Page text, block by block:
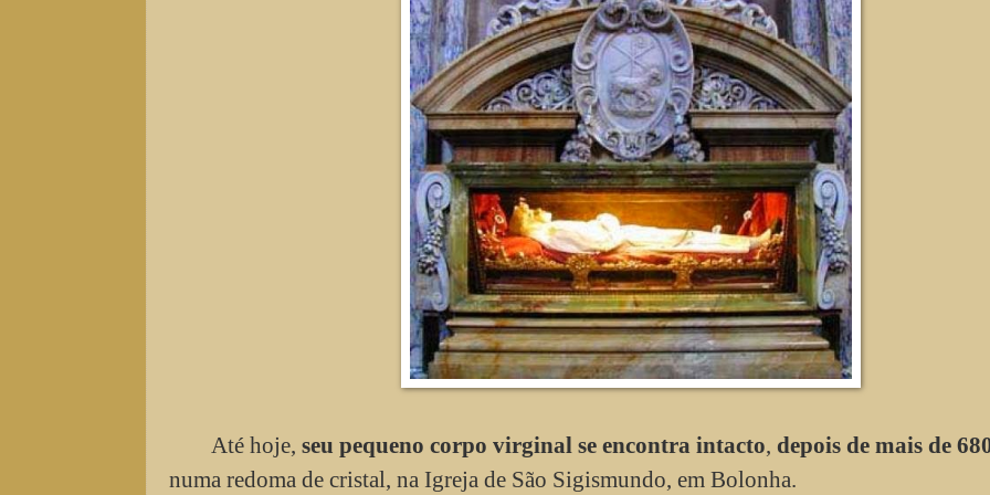
Até hoje, seu pequeno corpo virginal se encontra intacto, depois de mais de
numa redoma de cristal, na Igreja de São Sigismundo, em Bolonha.